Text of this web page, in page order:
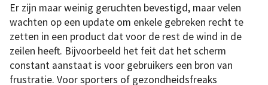
Er zijn maar weinig geruchten bevestigd, maar velen
wachten op een update om enkele gebreken recht te
zetten in een product dat voor de rest de wind in de
zeilen heeft. Bijvoorbeeld het feit dat het scherm
constant aanstaat is voor gebruikers een bron van
frustratie. Voor sporters of gezondheidsfreaks